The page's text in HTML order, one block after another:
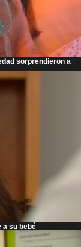
sorprendieron a
a su bebé